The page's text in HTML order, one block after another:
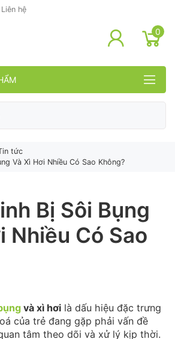
Liên hệ
0
tức
Và Xì Hơi Nhiều Có Sao Không?
Bị Sôi Bụng
Nhiều Có Sao
và xì hơi là dấu hiệu đặc trưng
của trẻ đang gặp phải vấn đề
tâm theo dõi và xử lý kịp thời.